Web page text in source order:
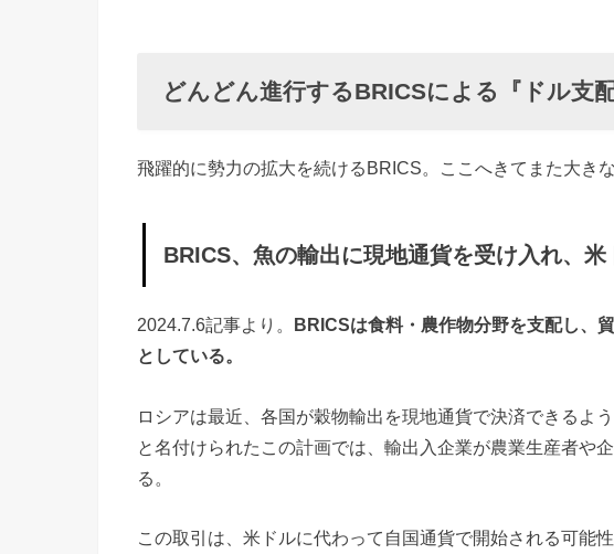
脱却』作
»
RI
の
輸
現
どんどん進行するBRICSによる『ドル支
飛躍的に勢力の拡大を続けるBRICS。ここへきてまた大きな
BRICS、魚の輸出に現地通貨を受け入れ、米
2024.7.6記事より。 BRICSは食料・農作物分野を支配し、
としている。
ロシアは最近、各国が穀物輸出を現地通貨で決済できるよ
と名付けられたこの計画では、輸出入企業が農業生産者や
る。
この取引は、米ドルに代わって自国通貨で開始される可能